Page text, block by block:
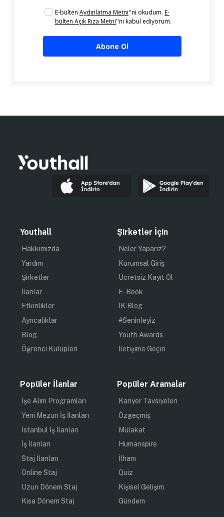
E-bülten Aydınlatma Metni''ni okudum. E-
bülten Açık Rıza Metni''ni kabul ediyorum.
Abone Ol
Youthall
Hakkımızda
Yardım
Şirketler
İlanlar
Etkinlikler
Ayrıcalıklar
Blog
Öğrenci Kulüpleri
Şirketler İçin
Neler Yaparız?
Kurumsal Giriş
Ücretsiz Kayıt Ol
E-Book
İK Blog
#Seninleyiz
Youth Awards
İletişime Geçin
Popüler İlanlar
İşe Alım Programları
Yeni Mezun İş İlanları
İstanbul İş İlanları
İş İlanları
Staj İlanları
Online Staj
Uzun Dönem Staj
Kısa Dönem Staj
Popüler Aramalar
Kariyer Tavsiyeleri
Özgeçmiş
Mülakat
Humanspire
İlham
Quiz
Kişisel Gelişim
Gündem